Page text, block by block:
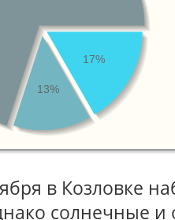
17%
13%
в Козловке
солнечные